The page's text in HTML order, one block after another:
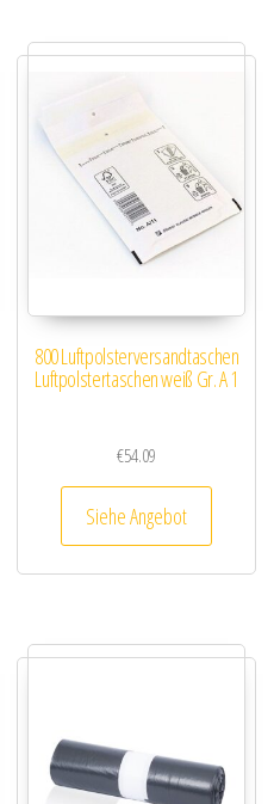
800 Luftpolsterversandtaschen
Luftpolstertaschen weiß Gr. A 1
€54.09
Siehe Angebot